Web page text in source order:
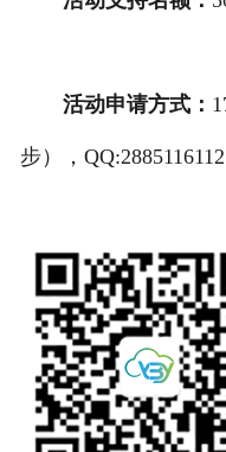
活动申请方式：
步），QQ:2885116112